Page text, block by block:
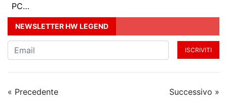
PC…
NEWSLETTER HW LEGEND
ISCRIVITI
« Precedente Successivo »